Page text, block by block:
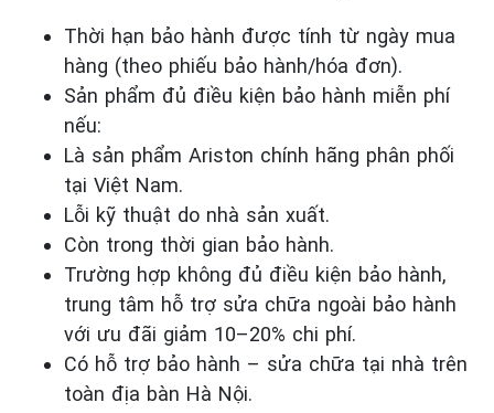
Thời hạn bảo hành được tính từ ngày mua
hàng (theo phiếu bảo hành/hóa đơn).
Sản phẩm đủ điều kiện bảo hành miễn phí
nếu:
Là sản phẩm Ariston chính hãng phân phối
tại Việt Nam.
Lỗi kỹ thuật do nhà sản xuất.
Còn trong thời gian bảo hành.
Trường hợp không đủ điều kiện bảo hành,
trung tâm hỗ trợ sửa chữa ngoài bảo hành
với ưu đãi giảm 10–20% chi phí.
Có hỗ trợ bảo hành – sửa chữa tại nhà trên
toàn địa bàn Hà Nội.